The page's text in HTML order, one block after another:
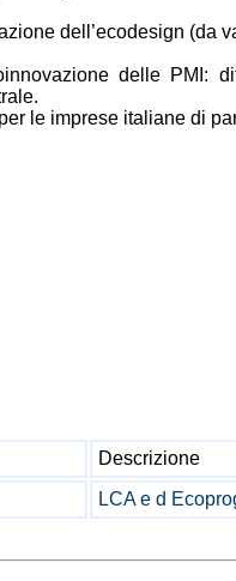
dell’ecodesign (da
delle
le imprese italiane di
Descrizione
LCA e d